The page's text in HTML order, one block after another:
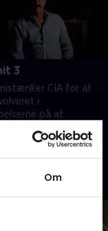
Om
3
mistænker CIA for at
i
på at
2025 • 50 min